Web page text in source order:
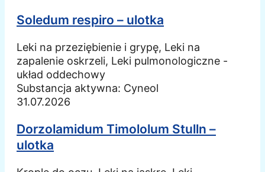
Soledum respiro – ulotka
Leki na przeziębienie i grypę, Leki na
zapalenie oskrzeli, Leki pulmonologiczne -
układ oddechowy
Substancja aktywna: Cyneol
31.07.2026
Dorzolamidum Timololum Stulln –
ulotka